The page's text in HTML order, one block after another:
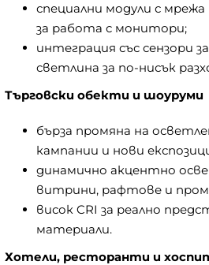
специални модули с
за работа с монитори;
интеграция със сензори
светлина за по-нисък
Търговски обекти и шоуруми
бърза промяна на
кампании и нови
динамично акцентно
витрини, рафтове и
висок CRI за реално
материали.
Хотели, ресторанти и